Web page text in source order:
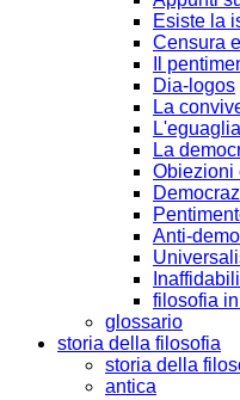
Esiste la
Censura
Il
Dia-logos
La
La
Obiezioni
Anti-
filosofia
glossario
storia della filosofia
storia della
antica